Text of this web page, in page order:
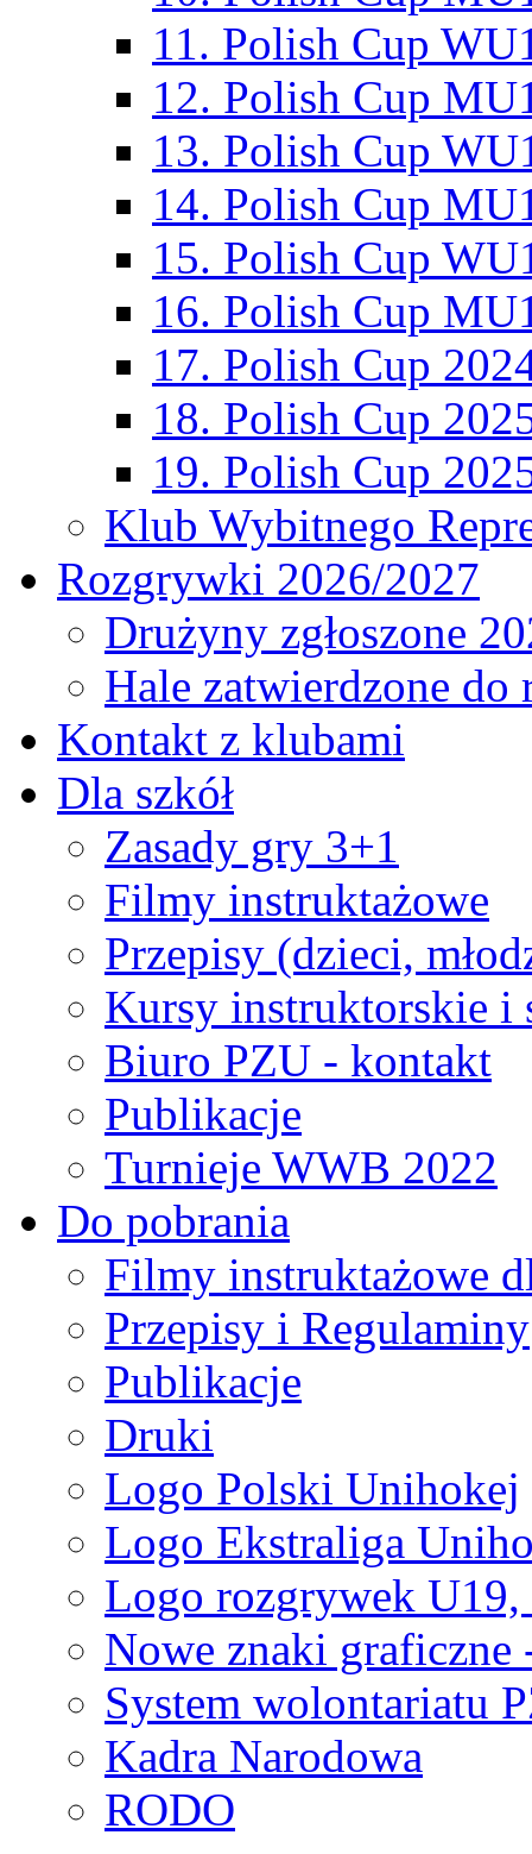
11. Polish Cup
12. Polish Cup
13. Polish Cup
14. Polish Cup
15. Polish Cup
16. Polish Cup
17. Polish Cup
18. Polish Cup
19. Polish Cup
Klub Wybitnego
Rozgrywki 2026/2027
Drużyny zgłoszone
Hale zatwierdzone
Kontakt z klubami
Dla szkół
Zasady gry 3+1
Filmy instruktażowe
Przepisy (dzieci,
Kursy instruktorskie i
Biuro PZU - kontakt
Publikacje
Turnieje WWB 2022
Do pobrania
Filmy instruktażowe
Przepisy i Regulaminy
Publikacje
Druki
Logo Polski Unihokej
Logo Ekstraliga
Logo rozgrywek
Nowe znaki graficzne
System wolontariatu
Kadra Narodowa
RODO